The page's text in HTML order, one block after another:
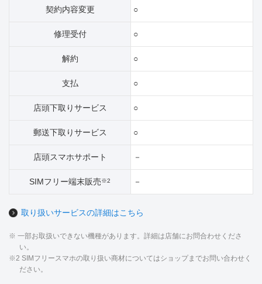
契約内容変更 ○
修理受付 ○
解約 ○
支払 ○
店頭下取りサービス ○
郵送下取りサービス ○
店頭スマホサポート －
SIMフリー端末販売※2 －
取り扱いサービスの詳細はこちら
※ 一部お取扱いできない機種があります。詳細は店舗にお問合わせくださ
い。
※2 SIMフリースマホの取り扱い商材についてはショップまでお問い合わせく
ださい。